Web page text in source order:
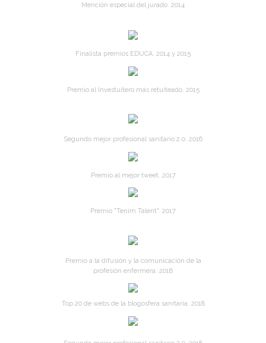
Mención especial del jurado. 2014
Finalista premios EDUCA. 2014 y 2015
Premio al Investuitero más retuiteado. 2015
Segundo mejor profesional sanitario 2.0. 2016
Premio al mejor tweet. 2017
Premio "Tenim Talent". 2017
Premio a la difusión y la comunicación de la
profesión enfermera. 2018
Top 20 de webs de la blogosfera sanitaria. 2018